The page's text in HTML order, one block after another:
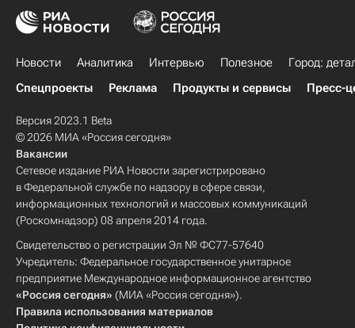
Новости Аналитика Интервью Полезное
Город:
Спецпроекты
Реклама Продукты и сервисы Пресс-
Версия 2023.1 Beta
© 2026 МИА «Россия сегодня»
Вакансии
Сетевое издание РИА Новости зарегистрировано
в Федеральной службе по надзору в сфере связи,
информационных технологий и массовых коммуникаций
(Роскомнадзор) 08 апреля 2014 года.
Свидетельство о регистрации Эл № ФС77-57640
Учредитель: Федеральное государственное унитарное
предприятие Международное информационное агентство
«Россия сегодня» (МИА «Россия сегодня»).
Правила использования материалов